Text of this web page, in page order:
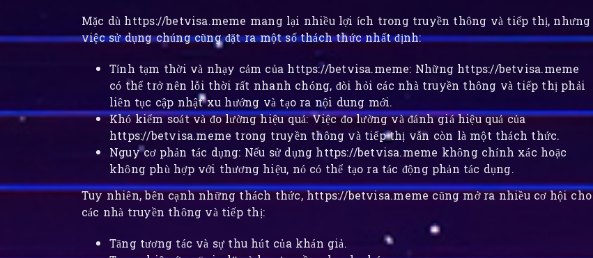
Mặc dù https://betvisa.meme mang lại nhiều lợi ích trong truyền thông và tiếp thị, nhưng
việc sử dụng chúng cũng đặt ra một số thách thức nhất định:
Tính tạm thời và nhạy cảm của https://betvisa.meme: Những https://betvisa.meme
có thể trở nên lỗi thời rất nhanh chóng, đòi hỏi các nhà truyền thông và tiếp thị phải
liên tục cập nhật xu hướng và tạo ra nội dung mới.
Khó kiểm soát và đo lường hiệu quả: Việc đo lường và đánh giá hiệu quả của
https://betvisa.meme trong truyền thông và tiếp thị vẫn còn là một thách thức.
Nguy cơ phản tác dụng: Nếu sử dụng https://betvisa.meme không chính xác hoặc
không phù hợp với thương hiệu, nó có thể tạo ra tác động phản tác dụng.
Tuy nhiên, bên cạnh những thách thức, https://betvisa.meme cũng mở ra nhiều cơ hội cho
các nhà truyền thông và tiếp thị:
Tăng tương tác và sự thu hút của khán giả.